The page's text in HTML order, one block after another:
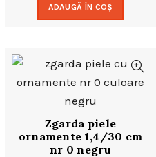
ADAUGĂ ÎN COȘ
Zgarda piele
ornamente 1,4/30 cm
nr 0 negru